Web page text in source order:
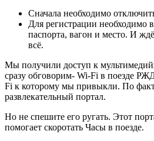
Сначала необходимо
Для регистрации необходимо
паспорта, вагон и место. И
всё.
Мы получили доступ к
сразу обговорим- Wi-Fi в поезде
Fi к которому мы привыкли. По
развлекательный портал.
Но не спешите его ругать. Этот
помогает скоротать Часы в поезде.